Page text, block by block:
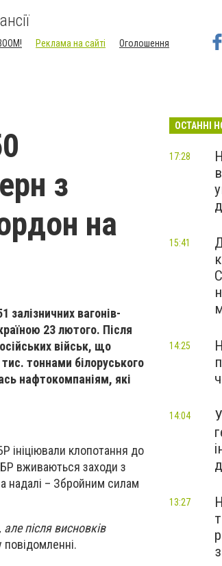
Реклама на сайті
Оголошення
з
на
залізничних вагонів-
23 лютого. Після
військ, що
тоннами білоруського
нафтокомпаніям, які
ініціювали клопотання до
вживаються заходи з
надалі – Збройним силам
після висновків
повідомленні.
ОСТАННІ
17:28
15:41
14:25
14:04
13:27